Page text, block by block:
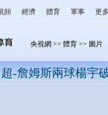
頻 經濟 體育 軍事 更多
央視網 >> 體育 >> 圖片
-詹姆斯兩球楊宇